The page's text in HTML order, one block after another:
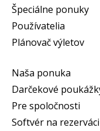
Špeciálne ponuky
Používatelia
Plánovač výletov
Naša ponuka
Darčekové
Pre spoločnosti
Softvér na